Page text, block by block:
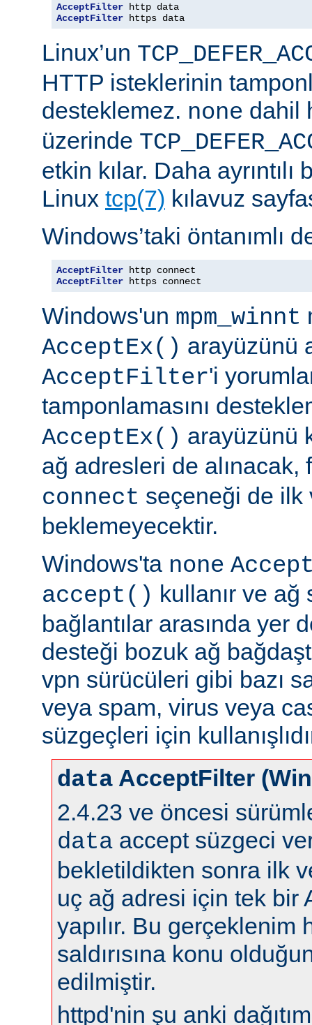
AcceptFilter
AcceptFilter https data
Linux’un
HTTP isteklerinin
desteklemez. none dahil
üzerinde
etkin kılar. Daha
Linux tcp(7) kılavuz
Windows’taki öntanımlı
AcceptFilter
AcceptFilter https connect
Windows'un mpm_winnt
AcceptEx() arayüzünü
AcceptFilter'i
tamponlamasını
AcceptEx() arayüzünü
ağ adresleri de alınacak,
connect seçeneği de ilk
beklemeyecektir.
Windows'ta none
accept() kullanır ve ağ
bağlantılar arasında yer
desteği bozuk ağ
vpn sürücüleri gibi bazı
veya spam, virus veya
süzgeçleri için
data AcceptFilter
2.4.23 ve öncesi
data accept süzgeci
bekletildikten sonra ilk
uç ağ adresi için tek bir
yapılır. Bu gerçeklenim
saldırısına konu
edilmiştir.
httpd'nin şu anki